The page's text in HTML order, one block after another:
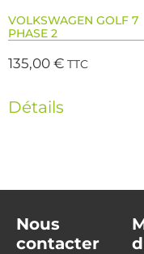
VOLKSWAGEN GOLF 7
PHASE 2
135,00€ TTC
Détails
Nous
contacter